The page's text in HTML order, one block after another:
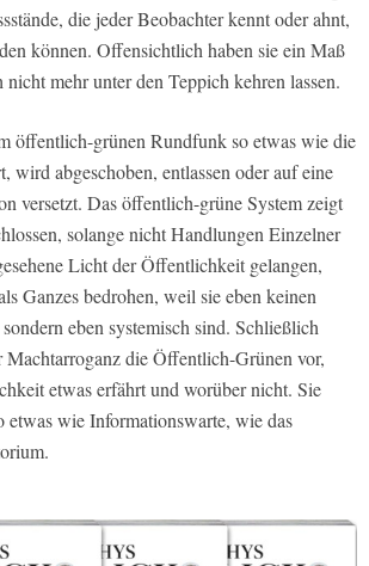
die jeder Beobachter kennt oder ahnt,
können. Offensichtlich haben sie ein Maß
nicht mehr unter den Teppich kehren lassen.
öffentlich-grünen Rundfunk so etwas wie die
wird abgeschoben, entlassen oder auf eine
versetzt. Das öffentlich-grüne System zeigt
solange nicht Handlungen Einzelner
Licht der Öffentlichkeit gelangen,
Ganzes bedrohen, weil sie eben keinen
eben systemisch sind. Schließlich
Machtarroganz die Öffentlich-Grünen vor,
etwas erfährt und worüber nicht. Sie
etwas wie Informationswarte, wie das